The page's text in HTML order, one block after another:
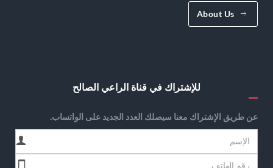
About Us
للإشتراك في قناة الراعي الصالح
عن طريق الإشتراك معنا سيصلك العدد الجديد على الواتساب.